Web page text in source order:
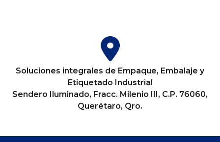
Soluciones integrales de Empaque, Embalaje y
Etiquetado Industrial
Sendero Iluminado, Fracc. Milenio III, C.P. 76060,
Querétaro, Qro.